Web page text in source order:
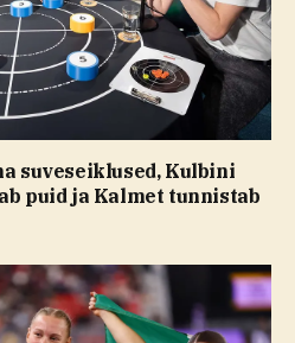
suveseiklused, Kulbini
puid ja Kalmet tunnistab